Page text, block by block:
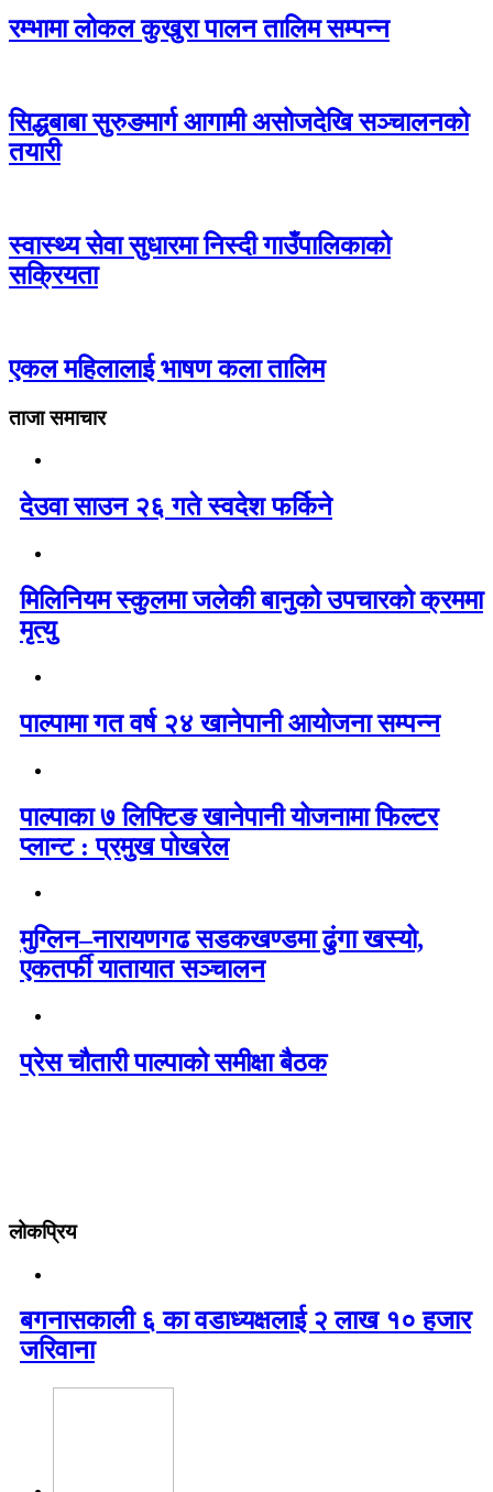
रम्भामा लोकल कुखुरा पालन तालिम सम्पन्न
सिद्धबाबा सुरुङमार्ग आगामी असोजदेखि सञ्चालनको
तयारी
स्वास्थ्य सेवा सुधारमा निस्दी गाउँपालिकाको
सक्रियता
एकल महिलालाई भाषण कला तालिम
ताजा समाचार
देउवा साउन २६ गते स्वदेश फर्किने
मिलिनियम स्कुलमा जलेकी बानुको उपचारको क्रममा
मृत्यु
पाल्पामा गत वर्ष २४ खानेपानी आयोजना सम्पन्न
पाल्पाका ७ लिफ्टिङ खानेपानी योजनामा फिल्टर
प्लान्ट : प्रमुख पोखरेल
मुग्लिन–नारायणगढ सडकखण्डमा ढुंगा खस्यो,
एकतर्फी यातायात सञ्चालन
प्रेस चौतारी पाल्पाको समीक्षा बैठक
लोकप्रिय
बगनासकाली ६ का वडाध्यक्षलाई २ लाख १० हजार
जरिवाना